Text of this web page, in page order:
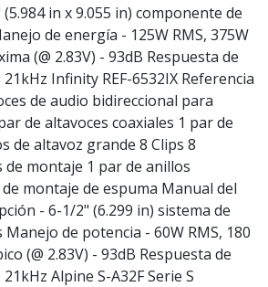
in x 9.055 in) componente de
de energía - 125W RMS, 375W
(@ 2.83V) - 93dB Respuesta de
Infinity REF-6532IX Referencia
de audio bidireccional para
de altavoces coaxiales 1 par de
de altavoz grande 8 Clips 8
montaje 1 par de anillos
montaje de espuma Manual del
- 6-1/2" (6.299 in) sistema de
de potencia - 60W RMS, 180
(@ 2.83V) - 93dB Respuesta de
Alpine S-A32F Serie S